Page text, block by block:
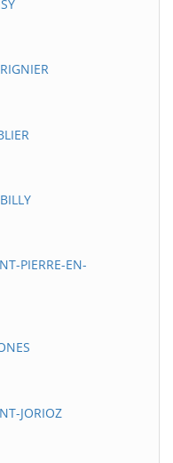
PIERRE-EN-
JORIOZ